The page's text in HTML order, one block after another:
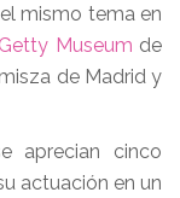
mismo tema en
Museum de
de Madrid y
aprecian cinco
actuación en un